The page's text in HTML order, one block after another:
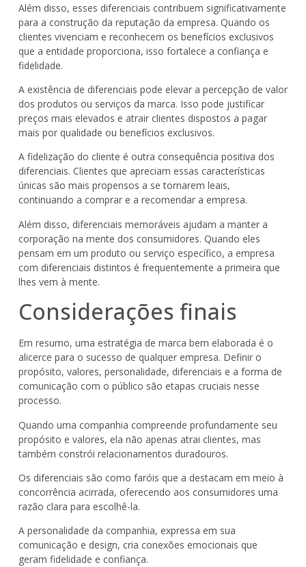
Além disso, esses diferenciais contribuem significativamente
para a construção da reputação da empresa. Quando os
clientes vivenciam e reconhecem os benefícios exclusivos
que a entidade proporciona, isso fortalece a confiança e
fidelidade.
A existência de diferenciais pode elevar a percepção de valor
dos produtos ou serviços da marca. Isso pode justificar
preços mais elevados e atrair clientes dispostos a pagar
mais por qualidade ou benefícios exclusivos.
A fidelização do cliente é outra consequência positiva dos
diferenciais. Clientes que apreciam essas características
únicas são mais propensos a se tornarem leais,
continuando a comprar e a recomendar a empresa.
Além disso, diferenciais memoráveis ajudam a manter a
corporação na mente dos consumidores. Quando eles
pensam em um produto ou serviço específico, a empresa
com diferenciais distintos é frequentemente a primeira que
lhes vem à mente.
Considerações finais
Em resumo, uma estratégia de marca bem elaborada é o
alicerce para o sucesso de qualquer empresa. Definir o
propósito, valores, personalidade, diferenciais e a forma de
comunicação com o público são etapas cruciais nesse
processo.
Quando uma companhia compreende profundamente seu
propósito e valores, ela não apenas atrai clientes, mas
também constrói relacionamentos duradouros.
Os diferenciais são como faróis que a destacam em meio à
concorrência acirrada, oferecendo aos consumidores uma
razão clara para escolhê-la.
A personalidade da companhia, expressa em sua
comunicação e design, cria conexões emocionais que
geram fidelidade e confiança.